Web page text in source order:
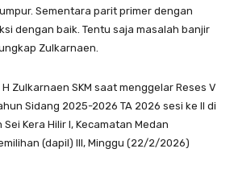
Sementara parit primer dengan
dengan baik. Tentu saja masalah banjir
Zulkarnaen.
Zulkarnaen SKM saat menggelar Reses V
Sidang 2025-2026 TA 2026 sesi ke II di
Kera Hilir I, Kecamatan Medan
(dapil) III, Minggu (22/2/2026)